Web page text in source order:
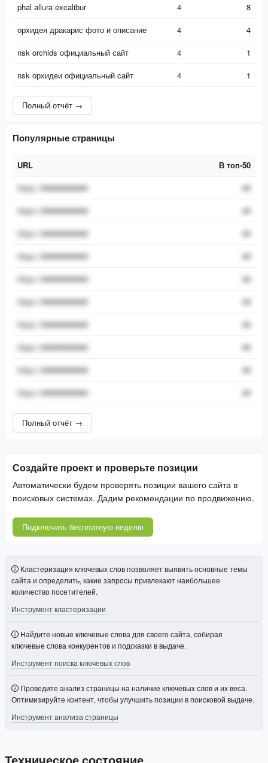
phal allura excalibur
4
8
орхидея дракарис фото и описание
4
4
nsk orchids официальный сайт
4
1
nsk орхидеи официальный сайт
4 1
Полный отчёт →
Популярные страницы
URL
В топ-50
URL
https://###########
##
https://###########
##
https://###########
##
https://###########
##
https://###########
##
https://###########
##
https://###########
##
https://###########
##
https://###########
##
https://###########
##
Полный отчёт →
Создайте проект и проверьте позиции
Автоматически будем проверять позиции вашего сайта в
поисковых системах. Дадим рекомендации по продвижению.
Подключить бесплатную неделю
Кластеризация ключевых слов позволяет выявить основные темы
сайта и определить, какие запросы привлекают наибольшее
количество посетителей.
Инструмент кластеризации
Найдите новые ключевые слова для своего сайта, собирая
ключевые слова конкурентов и подсказки в выдаче.
Инструмент поиска ключевых слов
Проведите анализ страницы на наличие ключевых слов и их веса.
Оптимизируйте контент, чтобы улучшить позиции в поисковой выдаче.
Инструмент анализа страницы